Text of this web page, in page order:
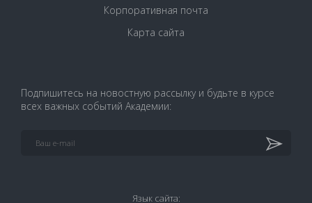
Корпоративная почта
Карта сайта
Подпишитесь на новостную рассылку и будьте в курсе
всех важных событий Академии:
Язык сайта: